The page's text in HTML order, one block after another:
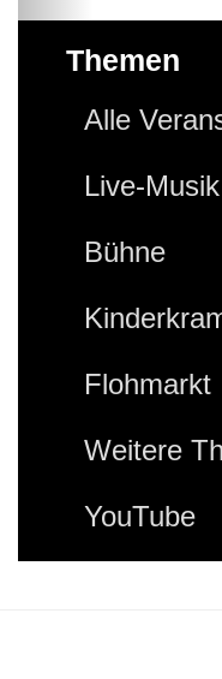
Themen
Alle
Live-Musik
Bühne
Flohmarkt
Weitere
YouTube